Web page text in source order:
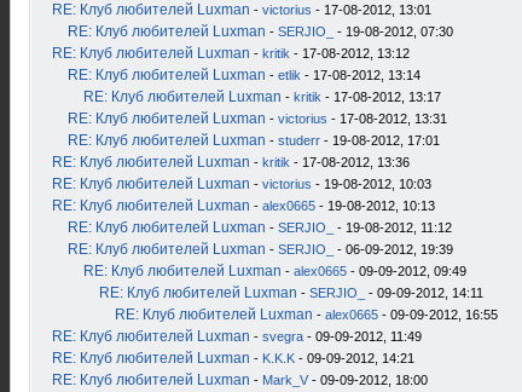
RE: Клуб любителей Luxman - victorius - 17-08-2012, 13:01
RE: Клуб любителей Luxman - SERJIO_ - 19-08-2012, 07:30
RE: Клуб любителей Luxman - kritik - 17-08-2012, 13:12
RE: Клуб любителей Luxman - etlik - 17-08-2012, 13:14
RE: Клуб любителей Luxman - kritik - 17-08-2012, 13:17
RE: Клуб любителей Luxman - victorius - 17-08-2012, 13:31
RE: Клуб любителей Luxman - studerr - 19-08-2012, 17:01
RE: Клуб любителей Luxman - kritik - 17-08-2012, 13:36
RE: Клуб любителей Luxman - victorius - 19-08-2012, 10:03
RE: Клуб любителей Luxman - alex0665 - 19-08-2012, 10:13
RE: Клуб любителей Luxman - SERJIO_ - 19-08-2012, 11:12
RE: Клуб любителей Luxman - SERJIO_ - 06-09-2012, 19:39
RE: Клуб любителей Luxman - alex0665 - 09-09-2012, 09:49
RE: Клуб любителей Luxman - SERJIO_ - 09-09-2012, 14:11
RE: Клуб любителей Luxman - alex0665 - 09-09-2012, 16:55
RE: Клуб любителей Luxman - svegra - 09-09-2012, 11:49
RE: Клуб любителей Luxman - K.K.K - 09-09-2012, 14:21
RE: Клуб любителей Luxman - Mark_V - 09-09-2012, 18:00